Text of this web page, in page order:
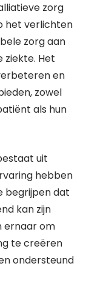
zorg
het verlichten
zorg aan
ziekte. Het
en
zowel
als hun
uit
hebben
begrijpen dat
kan zijn
ernaar om
te creëren
ondersteund